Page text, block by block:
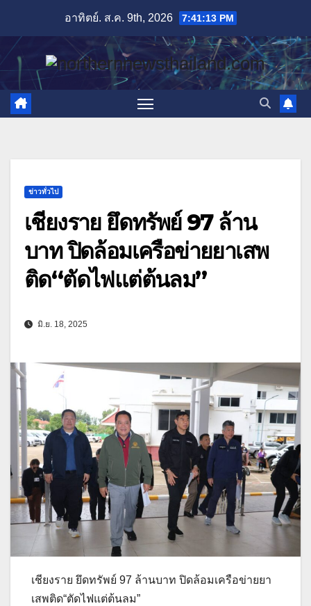
content
อาทิตย์. ส.ค. 9th, 2026 7:41:15 PM
ข่าวทั่วไป
เชียงราย ยึดทรัพย์ 97 ล้าน
บาท ปิดล้อมเครือข่ายยาเสพ
ติด“ตัดไฟแต่ต้นลม”
มิ.ย. 18, 2025
เชียงราย ยึดทรัพย์ 97 ล้านบาท ปิดล้อมเครือข่ายยา
เสพติด“ตัดไฟแต่ต้นลม”